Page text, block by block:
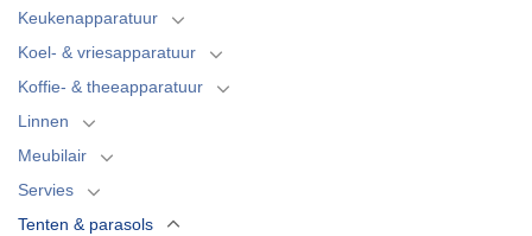
Keukenapparatuur
Koel- & vriesapparatuur
Koffie- & theeapparatuur
Linnen
Meubilair
Servies
Tenten & parasols